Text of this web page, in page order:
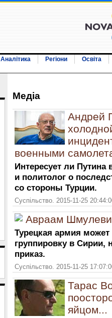
Аналітика Регіони
Освіта
Медiа
Андрей
военными
Интересует ли
и политолог о
со стороны Турции.
Суспільство. 2015-11-25
Авраам
Турецкая армия
группировку в Сирии,
приказ.
Суспільство. 2015-11-25
Тарас
яйцом...